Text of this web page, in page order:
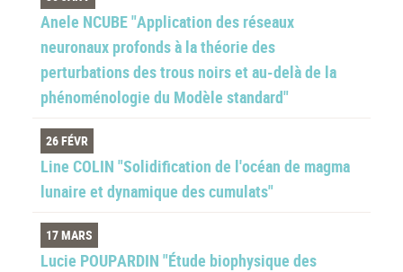
Anele NCUBE "Application des réseaux
neuronaux profonds à la théorie des
perturbations des trous noirs et au-delà de la
phénoménologie du Modèle standard"
26 FÉVR
Line COLIN "Solidification de l'océan de magma
lunaire et dynamique des cumulats"
17 MARS
Lucie POUPARDIN "Étude biophysique des